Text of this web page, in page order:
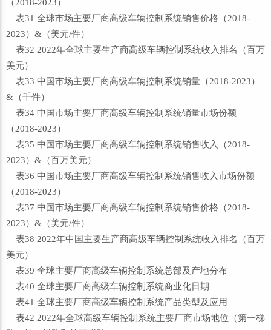
（2018-2023）
表31 全球市场主要厂商高级车辆控制系统销售价格（2018-
2023）&（美元/件）
表32 2022年全球主要生产商高级车辆控制系统收入排名（百万
美元）
表33 中国市场主要厂商高级车辆控制系统销量（2018-2023）
&（千件）
表34 中国市场主要厂商高级车辆控制系统销量市场份额
（2018-2023）
表35 中国市场主要厂商高级车辆控制系统销售收入（2018-
2023）&（百万美元）
表36 中国市场主要厂商高级车辆控制系统销售收入市场份额
（2018-2023）
表37 中国市场主要厂商高级车辆控制系统销售价格（2018-
2023）&（美元/件）
表38 2022年中国主要生产商高级车辆控制系统收入排名（百万
美元）
表39 全球主要厂商高级车辆控制系统总部及产地分布
表40 全球主要厂商高级车辆控制系统商业化日期
表41 全球主要厂商高级车辆控制系统产品类型及应用
表42 2022年全球高级车辆控制系统主要厂商市场地位（第一梯